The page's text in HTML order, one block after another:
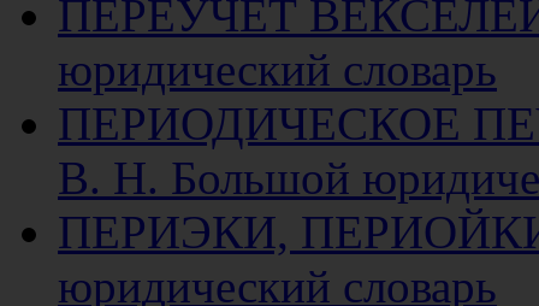
ПЕРЕУЧЕТ
юридический словарь
ПЕРИОДИЧЕСКОЕ
В. Н. Большой
ПЕРИЭКИ,
юридический словарь